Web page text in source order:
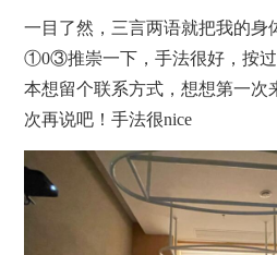
一目了然，三言两语就把我的身
①0③推崇一下，手法很好，按过
本想留个联系方式，想想第一次
次再说吧！手法很nice